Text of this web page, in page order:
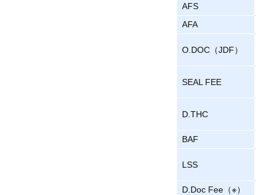
AFS
AFA
O.DOC（JDF）
SEAL FEE
D.THC
BAF
LSS
D.Doc Fee（※）